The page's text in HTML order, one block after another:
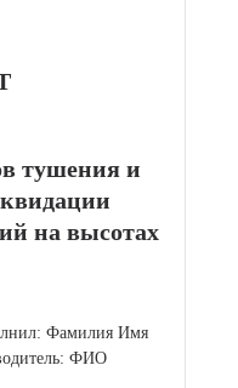
тушения и
на высотах
Фамилия Имя
ФИО